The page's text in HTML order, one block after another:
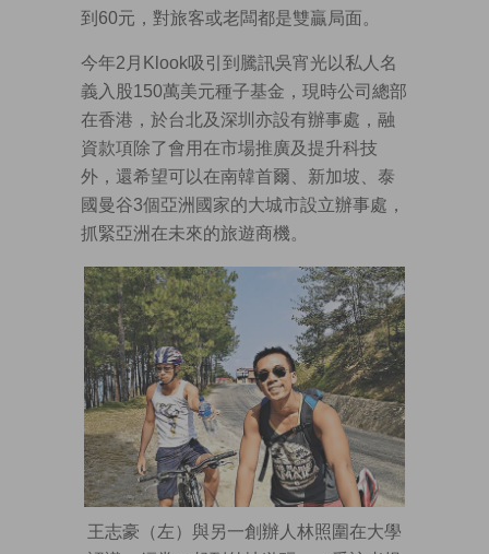
到60元，對旅客或老闆都是雙贏局面。
今年2月Klook吸引到騰訊吳宵光以私人名
義入股150萬美元種子基金，現時公司總部
在香港，於台北及深圳亦設有辦事處，融
資款項除了會用在市場推廣及提升科技
外，還希望可以在南韓首爾、新加坡、泰
國曼谷3個亞洲國家的大城市設立辦事處，
抓緊亞洲在未來的旅遊商機。
王志豪（左）與另一創辦人林照圍在大學